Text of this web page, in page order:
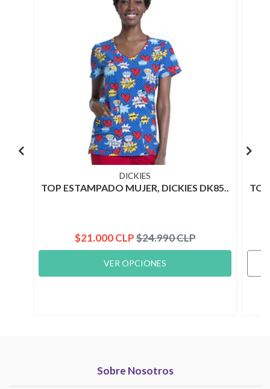
DICKIES
TOP ESTAMPADO MUJER, DICKIES DK85..
$21.000 CLP$24.990 CLP
VER OPCIONES
Sobre Nosotros